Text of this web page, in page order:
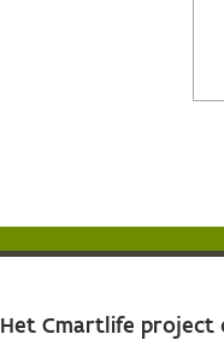
Het Cmartlife project